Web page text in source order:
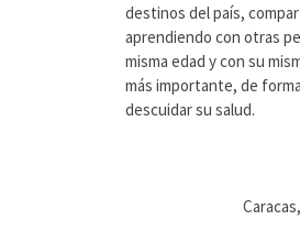
destinos del país,
aprendiendo con otras
misma edad y con su
más importante, de
descuidar su salud.